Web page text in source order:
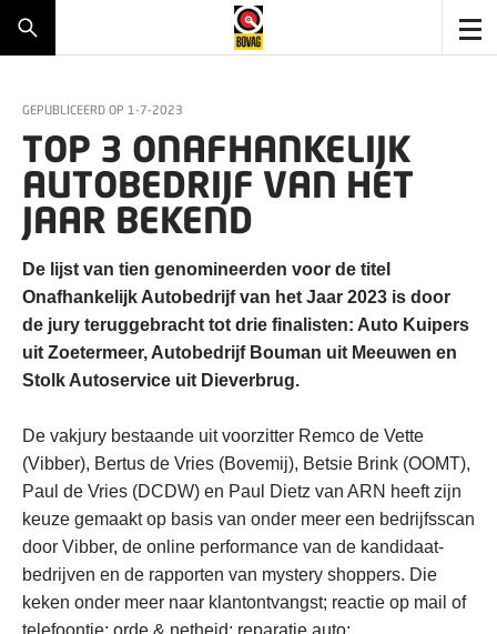
GEPUBLICEERD OP 1-7-2023
TOP 3 ONAFHANKELIJK
AUTOBEDRIJF VAN HET
JAAR BEKEND
De lijst van tien genomineerden voor de titel
Onafhankelijk Autobedrijf van het Jaar 2023 is door
de jury teruggebracht tot drie finalisten: Auto Kuipers
uit Zoetermeer, Autobedrijf Bouman uit Meeuwen en
Stolk Autoservice uit Dieverbrug.
De vakjury bestaande uit voorzitter Remco de Vette
(Vibber), Bertus de Vries (Bovemij), Betsie Brink (OOMT),
Paul de Vries (DCDW) en Paul Dietz van ARN heeft zijn
keuze gemaakt op basis van onder meer een bedrijfsscan
door Vibber, de online performance van de kandidaat-
bedrijven en de rapporten van mystery shoppers. Die
keken onder meer naar klantontvangst; reactie op mail of
telefoontje; orde & netheid; reparatie auto;